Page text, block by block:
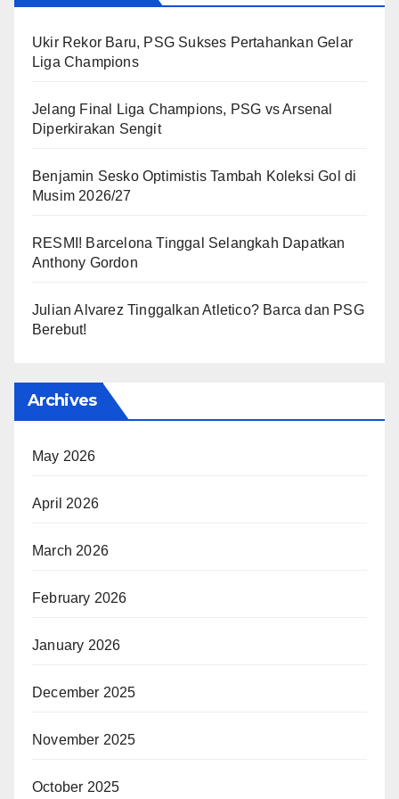
Ukir Rekor Baru, PSG Sukses Pertahankan Gelar
Liga Champions
Jelang Final Liga Champions, PSG vs Arsenal
Diperkirakan Sengit
Benjamin Sesko Optimistis Tambah Koleksi Gol di
Musim 2026/27
RESMI! Barcelona Tinggal Selangkah Dapatkan
Anthony Gordon
Julian Alvarez Tinggalkan Atletico? Barca dan PSG
Berebut!
Archives
May 2026
April 2026
March 2026
February 2026
January 2026
December 2025
November 2025
October 2025